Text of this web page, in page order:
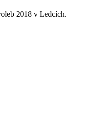
2018 v Ledcích.